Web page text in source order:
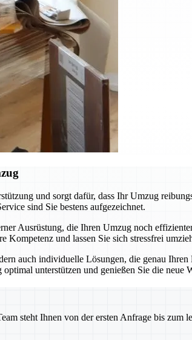
und sorgt dafür, dass Ihr Umzug
sind Sie bestens aufgezeichnet.
Ausrüstung, die Ihren Umzug noch
und lassen Sie sich stressfrei
auch individuelle Lösungen, die genau
unterstützen und genießen Sie die neue
steht Ihnen von der ersten Anfrage bis